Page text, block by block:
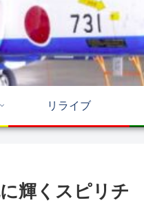
リライブ
輝くスピリチ